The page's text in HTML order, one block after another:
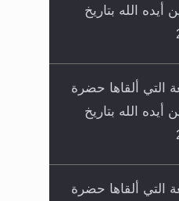
أيده الله بتاريخ
التي ألقاها حضرة
أيده الله بتاريخ
التي ألقاها حضرة